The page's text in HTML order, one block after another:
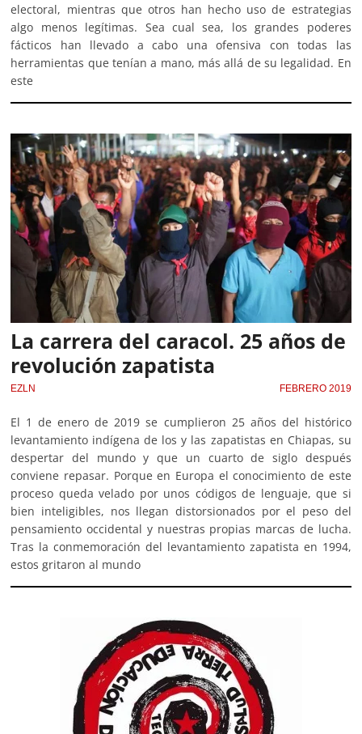
electoral, mientras que otros han hecho uso de estrategias
algo menos legítimas. Sea cual sea, los grandes poderes
fácticos han llevado a cabo una ofensiva con todas las
herramientas que tenían a mano, más allá de su legalidad. En
este
La carrera del caracol. 25 años de
revolución zapatista
EZLN FEBRERO 2019
El 1 de enero de 2019 se cumplieron 25 años del histórico
levantamiento indígena de los y las zapatistas en Chiapas, su
despertar del mundo y que un cuarto de siglo después
conviene repasar. Porque en Europa el conocimiento de este
proceso queda velado por unos códigos de lenguaje, que si
bien inteligibles, nos llegan distorsionados por el peso del
pensamiento occidental y nuestras propias marcas de lucha.
Tras la conmemoración del levantamiento zapatista en 1994,
estos gritaron al mundo